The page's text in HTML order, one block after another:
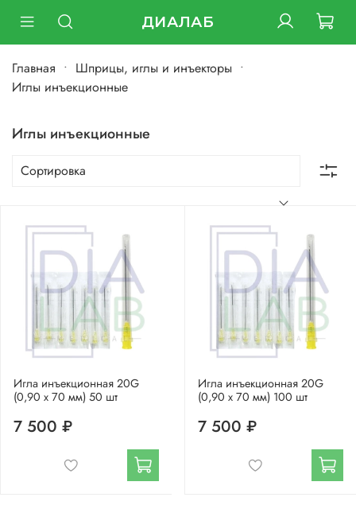
ДИАЛАБ
Главная
Шприцы, иглы и инъекторы
Иглы инъекционные
Иглы инъекционные
Игла инъекционная 20G
(0,90 х 70 мм) 50 шт
7 500 ₽
Игла инъекционная 20G
(0,90 х 70 мм) 100 шт
7 500 ₽